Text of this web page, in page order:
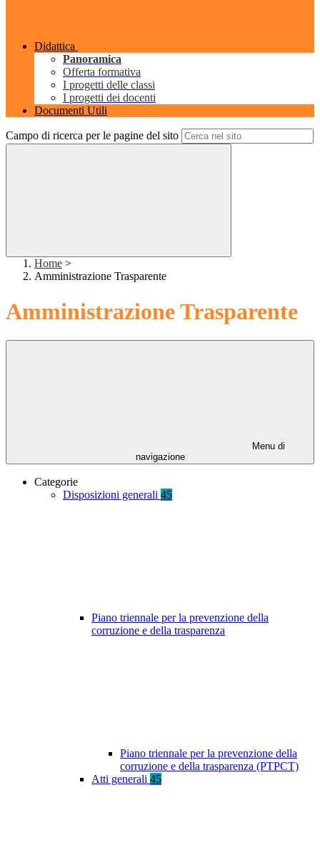
Didattica
Panoramica
Offerta formativa
I progetti delle classi
I progetti dei docenti
Documenti Utili
Campo di ricerca per le pagine del sito
Home >
Amministrazione Trasparente
Amministrazione Trasparente
Menu di
navigazione
Categorie
Disposizioni generali 45
Piano triennale per la prevenzione della
corruzione e della trasparenza
Piano triennale per la prevenzione della
corruzione e della trasparenza (PTPCT)
Atti generali 45